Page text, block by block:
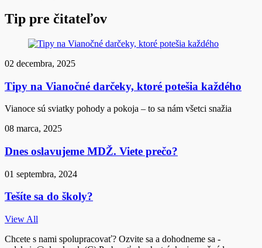
Tip pre čitateľov
02 decembra, 2025
Tipy na Vianočné darčeky, ktoré potešia každého
Vianoce sú sviatky pohody a pokoja – to sa nám všetci snažia
08 marca, 2025
Dnes oslavujeme MDŽ. Viete prečo?
01 septembra, 2024
Tešíte sa do školy?
View All
Chcete s nami spolupracovať? Ozvite sa a dohodneme sa -